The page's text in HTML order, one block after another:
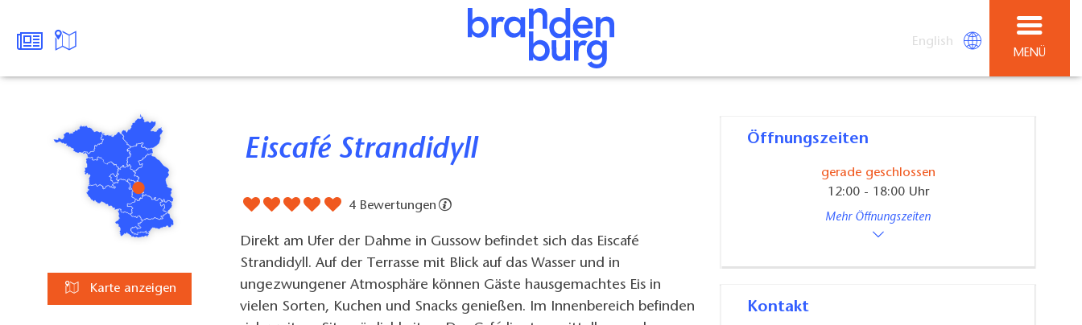
English
MENÜ
Karte anzeigen
Eiscafé Strandidyll
4 Bewertungen
Direkt am Ufer der Dahme in Gussow befindet sich das Eiscafé
Strandidyll. Auf der Terrasse mit Blick auf das Wasser und in
ungezwungener Atmosphäre können Gäste hausgemachtes Eis in
vielen Sorten, Kuchen und Snacks genießen. Im Innenbereich befinden
Öffnungszeiten
gerade geschlossen
12:00 - 18:00 Uhr
Mehr Öffnungszeiten
Kontakt